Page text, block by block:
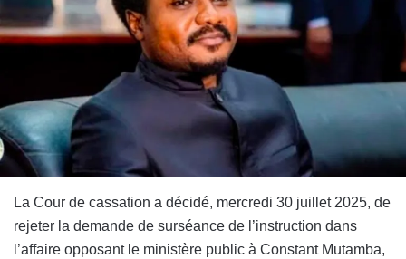
La Cour de cassation a décidé, mercredi 30 juillet 2025, de
rejeter la demande de surséance de l’instruction dans
l’affaire opposant le ministère public à Constant Mutamba,